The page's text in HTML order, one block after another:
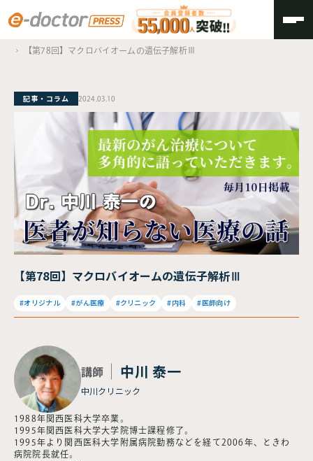
TOP
【第78回】マクロバイオームの遺伝子解析Ⅲ
記事・コラム 2024.03.10
【第78回】マクロバイオームの遺伝子解析Ⅲ
#オリジナル #がん医療 #クリニック #内科 #医師向け
講師 中川 泰一
中川クリニック
1988年関西医科大学卒業。
1995年関西医科大学大学院博士課程修了。
1995年より関西医科大学附属病院勤務などを経て2006年、ときわ
病院院長就任。